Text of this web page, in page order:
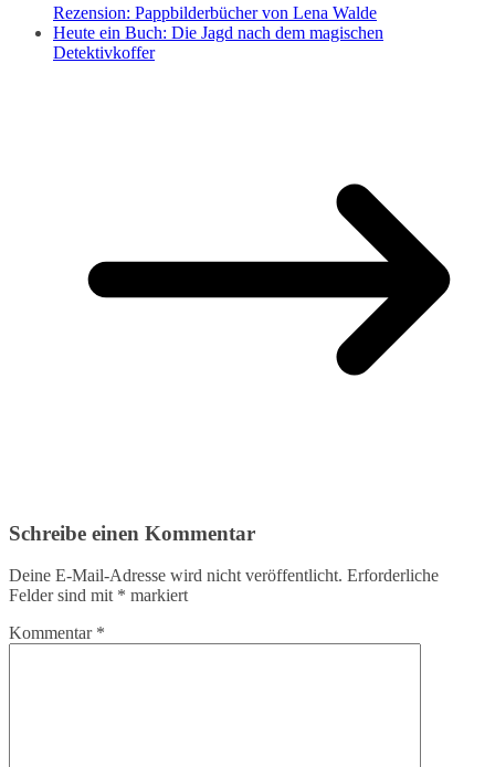
Rezension: Pappbilderbücher von Lena Walde
Heute ein Buch: Die Jagd nach dem magischen
Detektivkoffer
Schreibe einen Kommentar
Deine E-Mail-Adresse wird nicht veröffentlicht. Erforderliche
Felder sind mit * markiert
Kommentar *